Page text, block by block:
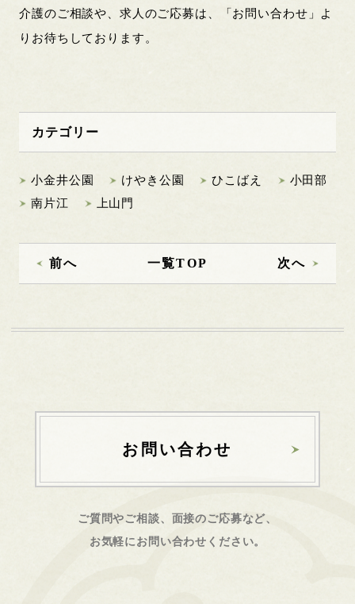
介護のご相談や、求人のご応募は、「お問い合わせ」よ
りお待ちしております。
カテゴリー
小金井公園 けやき公園 ひこばえ
小田部
南片江
上山門
前へ 一覧TOP 次へ
お問い合わせ
ご質問やご相談、面接のご応募など、
お気軽にお問い合わせください。